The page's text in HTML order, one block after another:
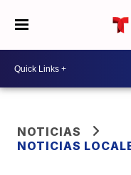
NOTICIAS
NOTICIAS